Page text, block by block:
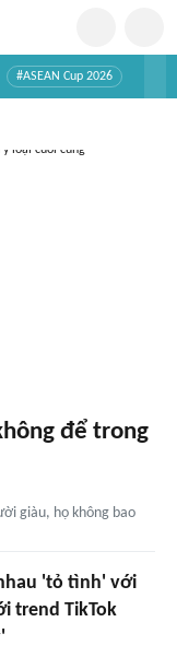
#ASEAN Cup 2026
để trong
giàu, họ không bao
'tỏ tình' với
trend TikTok